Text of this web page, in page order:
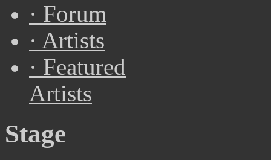
· Forum
· Artists
· Featured
Artists
Stage